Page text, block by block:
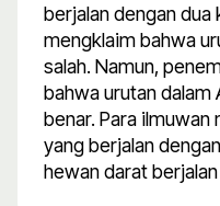
berjalan dengan
mengklaim bahwa
salah. Namun,
bahwa urutan dalam
benar. Para ilmuwan
yang berjalan
hewan darat